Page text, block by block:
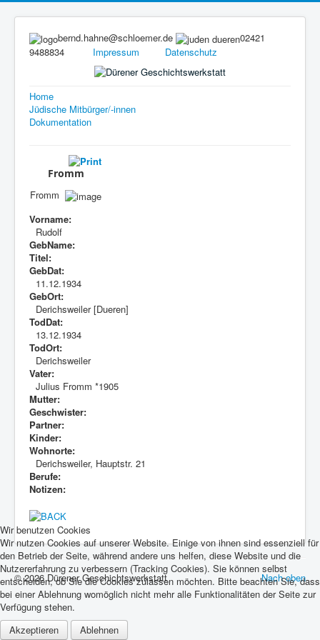
bernd.hahne@schloemer.de
02421
9488834 Impressum Datenschutz
Home
Jüdische Mitbürger/-innen
Dokumentation
Fromm
Fromm
Vorname:
Rudolf
GebName:
Titel:
GebDat:
11.12.1934
GebOrt:
Derichsweiler [Dueren]
TodDat:
13.12.1934
TodOrt:
Derichsweiler
Vater:
Julius Fromm *1905
Mutter:
Geschwister:
Partner:
Kinder:
Wohnorte:
Derichsweiler, Hauptstr. 21
Berufe:
Notizen:
Nach oben
© 2026 Dürener Geschichtswerkstatt
Wir benutzen Cookies
Wir nutzen Cookies auf unserer Website. Einige von ihnen sind essenziell für
den Betrieb der Seite, während andere uns helfen, diese Website und die
Nutzererfahrung zu verbessern (Tracking Cookies). Sie können selbst
entscheiden, ob Sie die Cookies zulassen möchten. Bitte beachten Sie, dass
bei einer Ablehnung womöglich nicht mehr alle Funktionalitäten der Seite zur
Verfügung stehen.
Akzeptieren
Ablehnen